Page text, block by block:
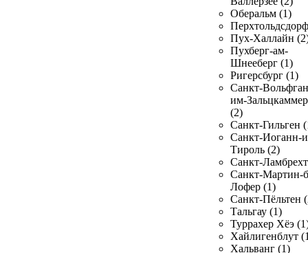
Оберальм (1)
Пух-Халлайн
Пухберг-ам-
Шнееберг (1)
Ригерсбург (1)
Санкт-
им-
(2)
Санкт-Гильген
Санкт-Иоганн-
Тироль (2)
Санкт-
Санкт-Мартин-
Лофер (1)
Санкт-Пёльтен
Тальгау (1)
Туррахер Хёэ
Хайлигенблут
Хальванг (1)